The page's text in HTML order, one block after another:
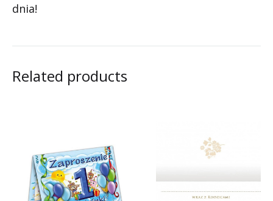
dnia!
Related products